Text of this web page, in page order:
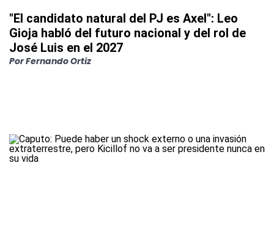
"El candidato natural del PJ es Axel": Leo
Gioja habló del futuro nacional y del rol de
José Luis en el 2027
Por Fernando Ortiz